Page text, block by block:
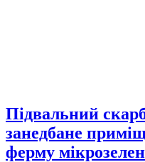
Підвальний
занедбане
ферму